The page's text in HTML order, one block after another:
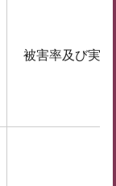
被害率及び実